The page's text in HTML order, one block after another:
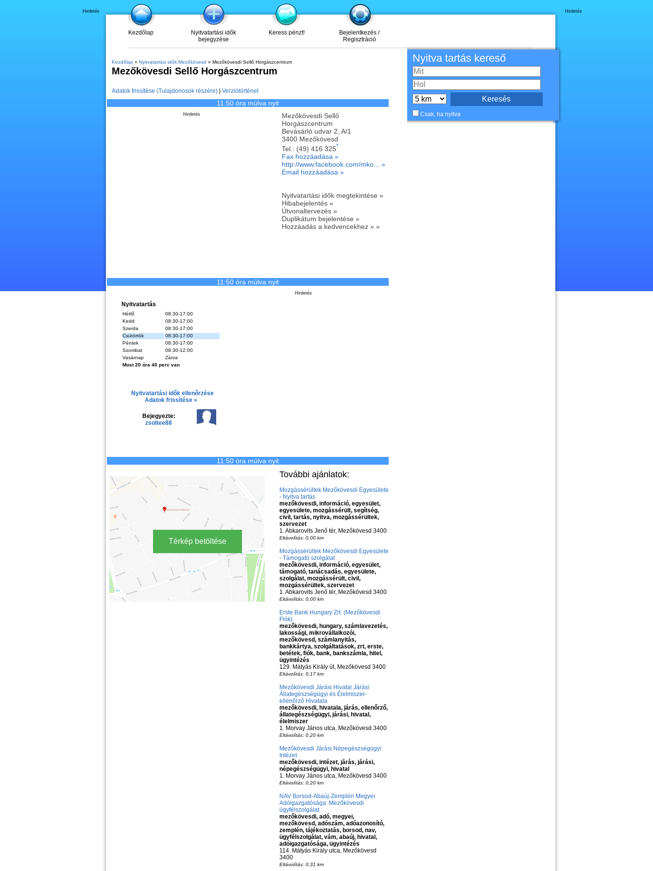
Kezdőlap
Nyitvatartási idők
bejegyzése
Keress pénzt!
Bejelentkezés /
Regisztráció
Hirdetés
Kezdőlap» Nyitvatartási idők:Mezőkövesd » Mezőkövesdi Sellő Horgászcentrum
Mezőkövesdi Sellő Horgászcentrum
Adatok frissítése (Tulajdonosok részére)| Verziótörténet
11:50 óra múlva nyit
Mezőkövesdi Sellő
Horgászcentrum
Bevásárló udvar 2, A/1
3400 Mezőkövesd
Tel.: (49) 416 325*
Fax hozzáadása »
http://www.facebook.com/mko... »
Email hozzáadása »
Nyitvatartási idők megtekintése »
Hibabejelentés »
Útvonaltervezés »
Duplikátum bejelentése »
Hozzáadás a kedvencekhez » »
Hirdetés
11:50 óra múlva nyit
Hirdetés
Nyitvatartás
Hétfő
08:30-17:00
Kedd
08:30-17:00
Szerda
08:30-17:00
Csütörtök
08:30-17:00
Péntek
08:30-17:00
Szombat
08:30-12:00
Vasárnap
Zárva
Most 20 óra 40 perc van
Nyitvatartási idők ellenőrzése
Adatok frissítése »
Bejegyezte:
zsoltee88
11:50 óra múlva nyit
Térkép betöltése
További ajánlatok:
Mozgássérültek Mezőkövesdi Egyesülete
- Nyitva tartás
mezőkövesdi, információ, egyesület,
egyesülete, mozgássérült, segítség,
civil, tartás, nyitva, mozgássérültek,
szervezet
1. Abkarovits Jenő tér, Mezőkövesd 3400
Eltávolítás: 0,00 km
Mozgássérültek Mezőkövesdi Egyesülete
- Támogató szolgálat
mezőkövesdi, információ, egyesület,
támogató, tanácsadás, egyesülete,
szolgálat, mozgássérült, civil,
mozgássérültek, szervezet
1. Abkarovits Jenő tér, Mezőkövesd 3400
Eltávolítás: 0,00 km
Erste Bank Hungary Zrt. (Mezőkövesdi
Fiók)
mezőkövesdi, hungary, számlavezetés,
lakossági, mikrovállalkozói,
mezőkövesd, számlanyitás,
bankkártya, szolgáltatások, zrt, erste,
betétek, fiók, bank, bankszámla, hitel,
ügyintézés
129. Mátyás Király út, Mezőkövesd 3400
Eltávolítás: 0,17 km
Mezőkövesdi Járási Hivatal Járási
Állategészségügyi és Élelmiszer-
ellenőrző Hivatala
mezőkövesdi, hivatala, járás, ellenőrző,
állategészségügyi, járási, hivatal,
élelmiszer
1. Morvay János utca, Mezőkövesd 3400
Eltávolítás: 0,20 km
Mezőkövesdi Járási Népegészségügyi
Intézet
mezőkövesdi, intézet, járás, járási,
népegészségügyi, hivatal
1. Morvay János utca, Mezőkövesd 3400
Eltávolítás: 0,20 km
NAV Borsod-Abaúj-Zemplén Megyei
Adóigazgatósága: Mezőkövesdi
ügyfélszolgálat
mezőkövesdi, adó, megyei,
mezőkövesd, adószám, adóazonosító,
zemplén, tájékoztatás, borsod, nav,
ügyfélszolgálat, vám, abaúj, hivatal,
adóigazgatósága, ügyintézés
114. Mátyás Király utca, Mezőkövesd
3400
Eltávolítás: 0,31 km
Hirdetés
Nyitva tartás kereső
Csak, ha nyitva